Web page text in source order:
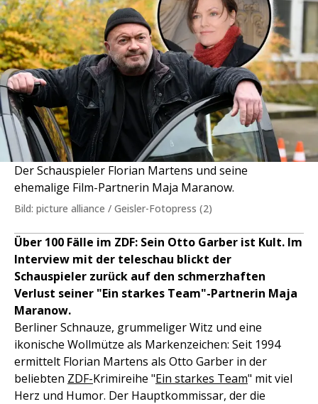
Der Schauspieler Florian Martens und seine
ehemalige Film-Partnerin Maja Maranow.
Bild: picture alliance / Geisler-Fotopress (2)
Über 100 Fälle im ZDF: Sein Otto Garber ist Kult. Im
Interview mit der teleschau blickt der
Schauspieler zurück auf den schmerzhaften
Verlust seiner "Ein starkes Team"-Partnerin Maja
Maranow.
Berliner Schnauze, grummeliger Witz und eine
ikonische Wollmütze als Markenzeichen: Seit 1994
ermittelt Florian Martens als Otto Garber in der
beliebten ZDF-Krimireihe "Ein starkes Team" mit viel
Herz und Humor. Der Hauptkommissar, der die